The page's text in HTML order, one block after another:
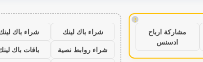
!
مشاركة ارباح
ادسنس
شراء باك لينك
شراء باك
شراء روابط نصية
باقات باك